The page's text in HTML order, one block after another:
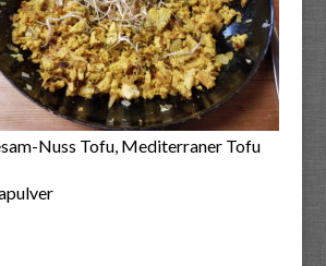
Nuss Tofu, Mediterraner Tofu